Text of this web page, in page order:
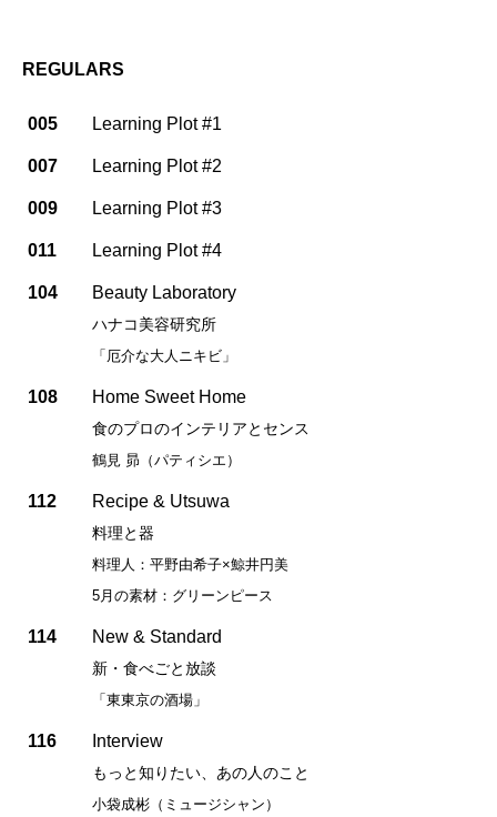
REGULARS
005 Learning Plot #1
007 Learning Plot #2
009 Learning Plot #3
011 Learning Plot #4
104 Beauty Laboratory
ハナコ美容研究所
「厄介な大人ニキビ」
108 Home Sweet Home
食のプロのインテリアとセンス
鶴見 昴（パティシエ）
112 Recipe & Utsuwa
料理と器
料理人：平野由希子×鯨井円美
5月の素材：グリーンピース
114 New & Standard
新・食べごと放談
「東東京の酒場」
116 Interview
もっと知りたい、あの人のこと
小袋成彬（ミュージシャン）